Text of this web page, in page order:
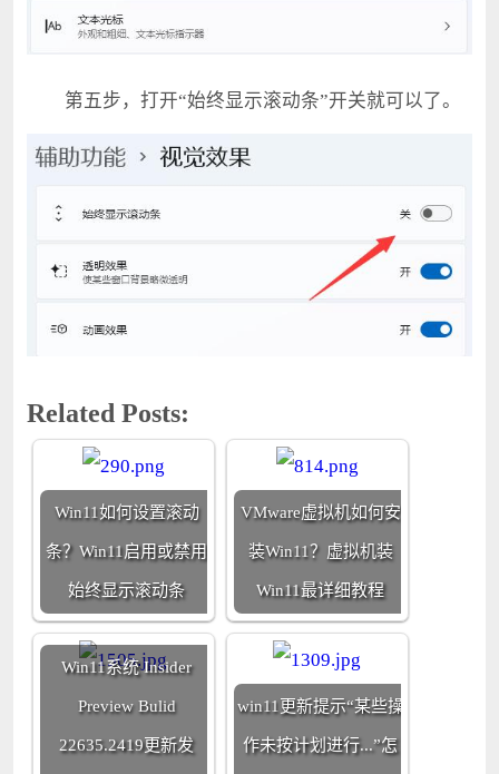
第五步，打开“始终显示滚动条”开关就可以了。
Related Posts:
Win11如何设置滚动
条？Win11启用或禁用
始终显示滚动条
VMware虚拟机如何安
装Win11？虚拟机装
Win11最详细教程
Win11系统 Insider
Preview Bulid
22635.2419更新发
win11更新提示“某些操
作未按计划进行...”怎